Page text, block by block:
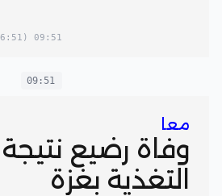
09:51
(06:51 in your timezone)
09:51
معا
وفاة رضيع
التغذية بغزة